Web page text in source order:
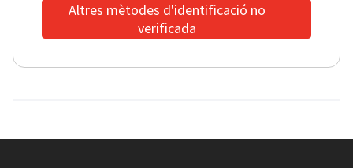
Altres mètodes d'identificació no
verificada